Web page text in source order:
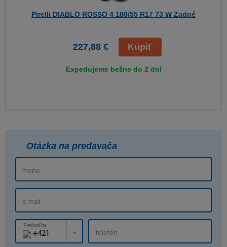
Pirelli DIABLO ROSSO 4 180/55 R17 73 W Zadné
227,88 € Kúpiť
Expedujeme bežne do 2 dní
Otázka na predavača
Predvoľba
+421